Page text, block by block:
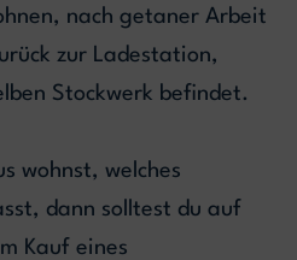
nach getaner Arbeit
zur Ladestation,
Stockwerk befindet.
wohnst, welches
dann solltest du auf
Kauf eines